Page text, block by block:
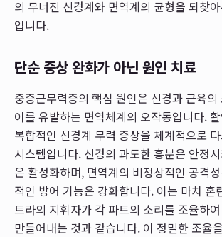
의 무너진 신경계와 면역계의 균형을 되찾
입니다.
단순 증상 완화가 아닌 원인 치료
중증근무력증의 핵심 원인은 신경과 근육
이를 유발하는 면역체계의 오작동입니다.
복합적인 신경계 무력 증상을 체계적으로
시스템입니다. 신경의 과도한 흥분은 안정
은 활성화하며, 면역계의 비정상적인 공격
적인 방어 기능은 강화합니다. 이는 마치 혼
트라의 지휘자가 각 파트의 소리를 조율하
만들어내는 것과 같습니다. 이 정밀한 조율